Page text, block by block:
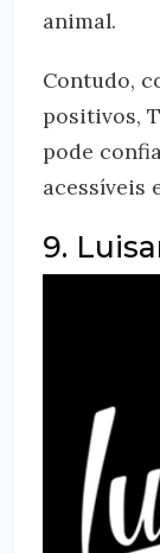
animal.
Contudo,
positivos,
pode
acessíveis
9.